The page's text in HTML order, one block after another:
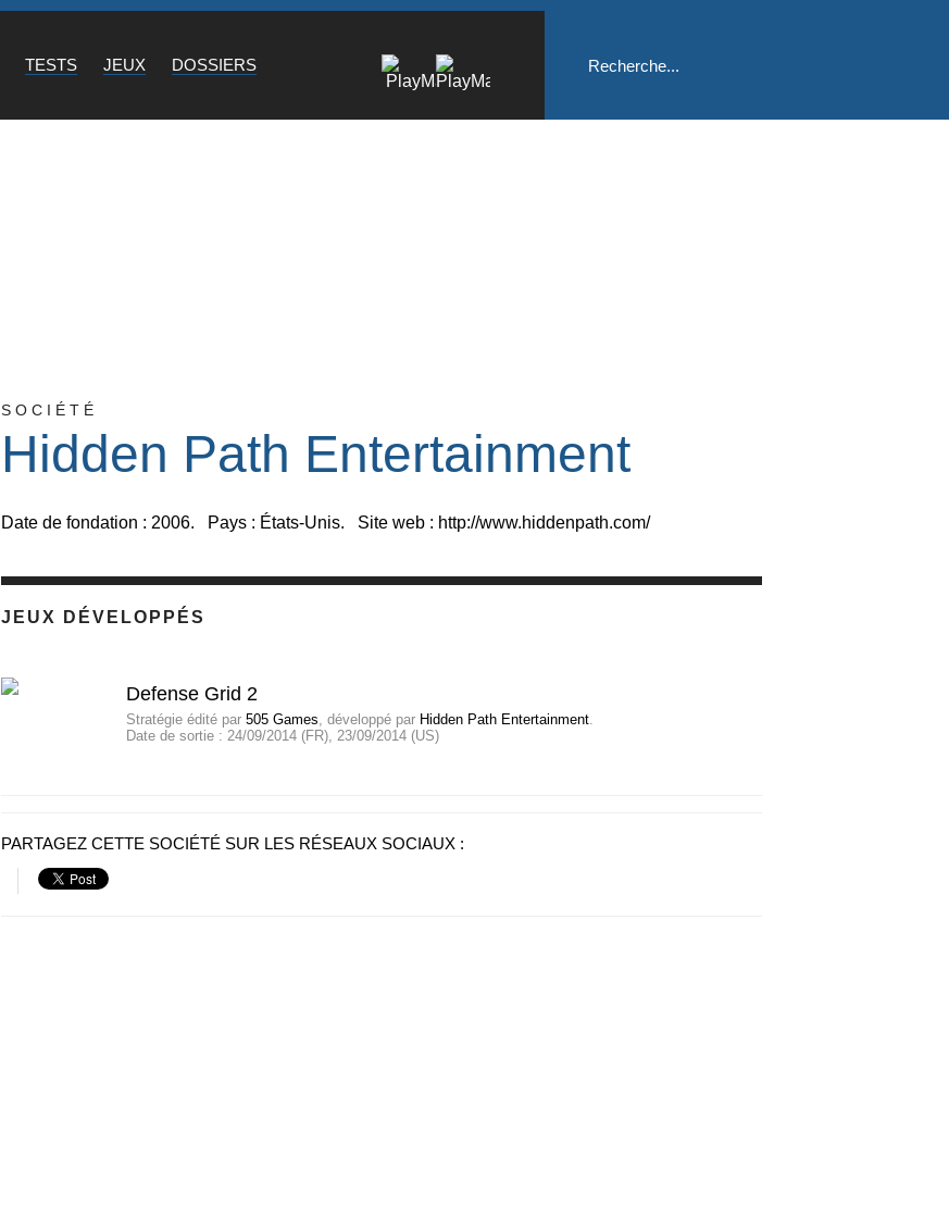
TESTS JEUX DOSSIERS
SOCIÉTÉ
Hidden Path Entertainment
Date de fondation : 2006. Pays : États-Unis. Site web : http://www.hiddenpath.com/
JEUX DÉVELOPPÉS
Defense Grid 2
Stratégie édité par 505 Games, développé par Hidden Path Entertainment.
Date de sortie : 24/09/2014 (FR), 23/09/2014 (US)
PARTAGEZ CETTE SOCIÉTÉ SUR LES RÉSEAUX SOCIAUX :